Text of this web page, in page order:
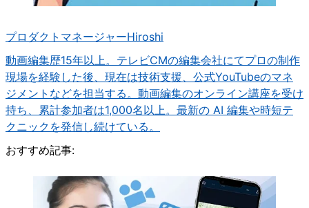
プロダクトマネージャーHiroshi
動画編集歴15年以上。テレビCMの編集会社にてプロの制作
現場を経験した後、現在は技術支援、公式YouTubeのマネ
ジメントなどを担当する。動画編集のオンライン講座を受け
持ち、累計参加者は1,000名以上。最新の AI 編集や時短テ
クニックを発信し続けている。
おすすめ記事: